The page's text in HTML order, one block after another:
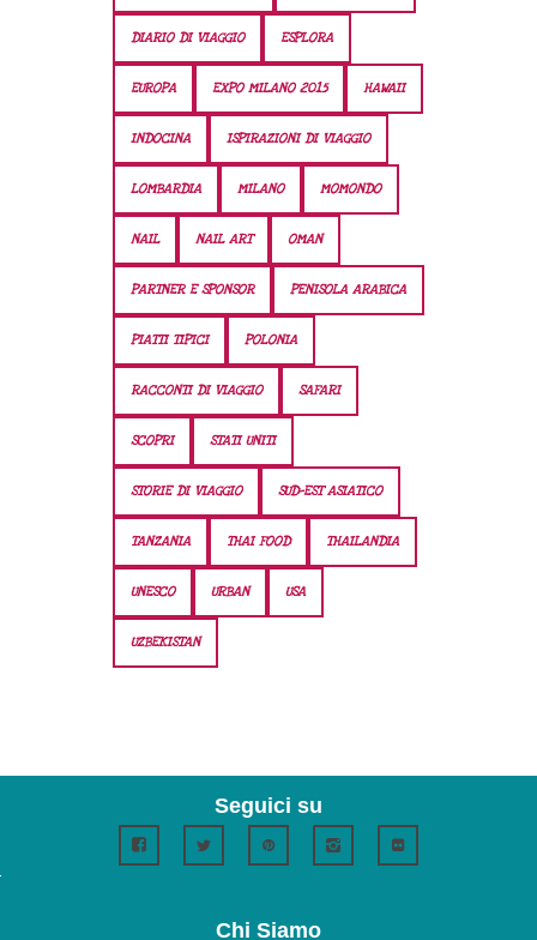
DIARIO DI VIAGGIO ESPLORA
EUROPA EXPO MILANO 2015 HAWAII
INDOCINA ISPIRAZIONI DI VIAGGIO
LOMBARDIA MILANO MOMONDO
NAIL NAIL ART OMAN
PARTNER E SPONSOR PENISOLA ARABICA
PIATTI TIPICI POLONIA
RACCONTI DI VIAGGIO SAFARI
SCOPRI STATI UNITI
STORIE DI VIAGGIO SUD-EST ASIATICO
TANZANIA THAI FOOD THAILANDIA
UNESCO URBAN USA
UZBEKISTAN
Seguici su
Chi Siamo